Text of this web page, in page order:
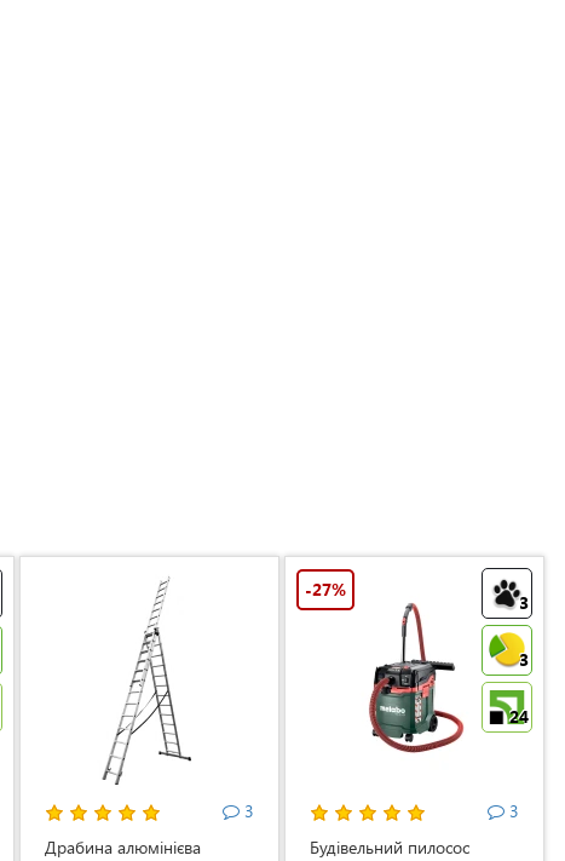
3
Драбина алюмінієва
3
3
24
-27%
3
Будівельний пилосос